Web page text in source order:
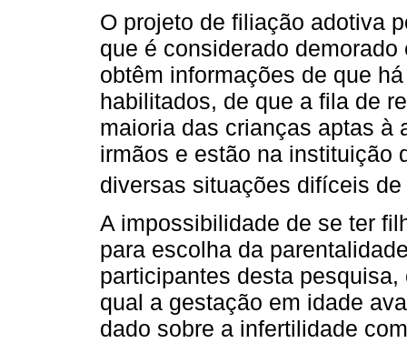
O projeto de filiação adotiva
que é considerado
obtêm informações de que
habilitados, de que a fila de
maioria das crianças aptas à
irmãos e estão na instituição
diversas situações difíceis de
A impossibilidade de se ter
para escolha da
participantes desta
qual a gestação em idade
dado sobre a infertilidade